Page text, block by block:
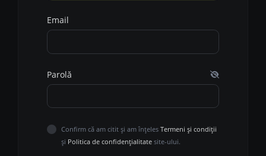
Email
Parolă
Confirm că am citit și am înțeles Termeni și condiții
și Politica de confidențialitate site-ului.